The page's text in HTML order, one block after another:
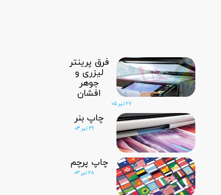
فرق پرینتر
لیزری و
جوهر
افشان
۲۷ تیر ۰۵
چاپ بنر
۲۹ تیر ۰۳
چاپ پرچم‌
۲۸ تیر ۰۳